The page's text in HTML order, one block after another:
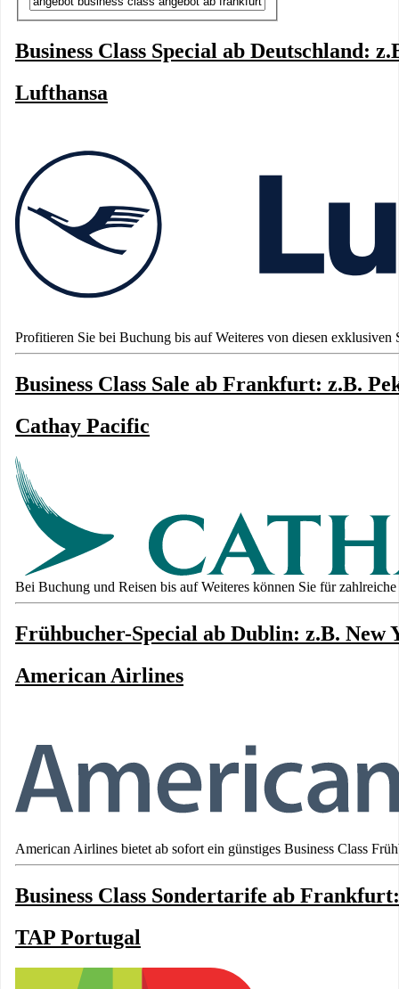
Business Class Special ab Deutschland:
Lufthansa
Profitieren Sie bei Buchung bis auf Weiteres von diesen
Business Class Sale ab Frankfurt: z.B.
Cathay Pacific
Bei Buchung und Reisen bis auf Weiteres können Sie für
Frühbucher-Special ab Dublin: z.B. New
American Airlines
American Airlines bietet ab sofort ein günstiges Business Class
Business Class Sondertarife ab
TAP Portugal